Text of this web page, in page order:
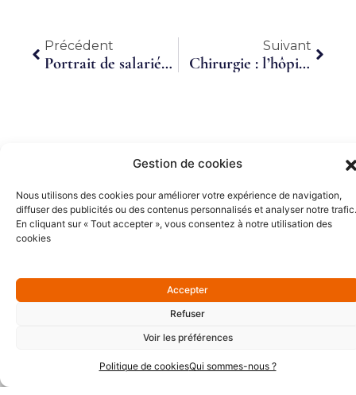
Gestion de cookies
Nous utilisons des cookies pour améliorer votre expérience de navigation,
diffuser des publicités ou des contenus personnalisés et analyser notre trafic.
En cliquant sur « Tout accepter », vous consentez à notre utilisation des
cookies
Accepter
Refuser
Voir les préférences
Politique de cookiesQui sommes-nous ?
Précédent
Précédent
Portrait de salariée : je suis comptable à temps partagé et j’en suis fière !
Suivant
Chirurgie : l’hôpital accélère le rythme
Partenaires Or